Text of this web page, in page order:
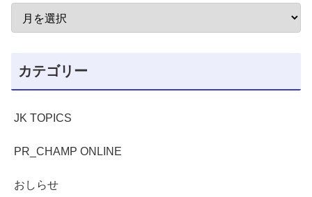
カテゴリー
JK TOPICS
PR_CHAMP ONLINE
おしらせ